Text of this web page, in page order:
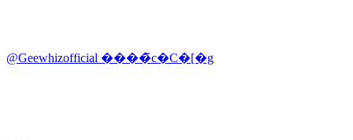
@Geewhizofficial ����̃c�C�[�g